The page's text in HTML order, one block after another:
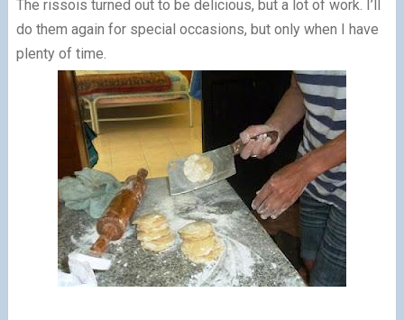
The rissois turned out to be delicious, but a lot of work. I’ll
do them again for special occasions, but only when I have
plenty of time.